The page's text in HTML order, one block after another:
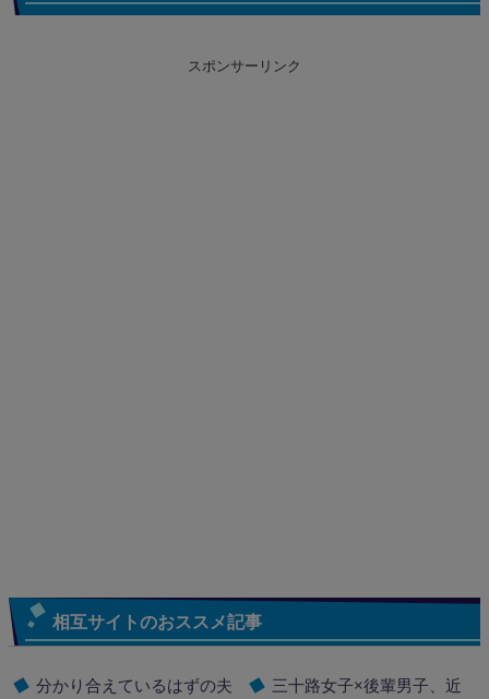
スポンサーリンク
相互サイトのおススメ記事
分かり合えているはずの夫
三十路女子×後輩男子、近